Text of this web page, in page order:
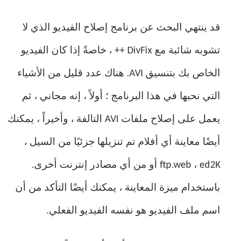
قد ينتهي البحث عن برنامج إصلاح الفيديو الذي لا
تشوبه شائبة مع DivFix ++ ، خاصةً إذا كان الفيديو
الخاص بك بتنسيق AVI. هناك عدد قليل من الأشياء
التي نحبها في هذا البرنامج ؛ أولاً ، إنه مجاني ، ثم
يعمل على إصلاح ملفات AVI التالفة ، وأخيراً ، يمكنك
أيضًا معاينة أي أفلام تم تنزيلها جزئيًا من السيل ،
ftp.web ، ed2K أو من أي مصادر إنترنت أخرى.
باستخدام ميزة المعاينة ، يمكنك أيضًا التأكد من أن
اسم ملف الفيديو هو نفسه الفيديو الفعلي.